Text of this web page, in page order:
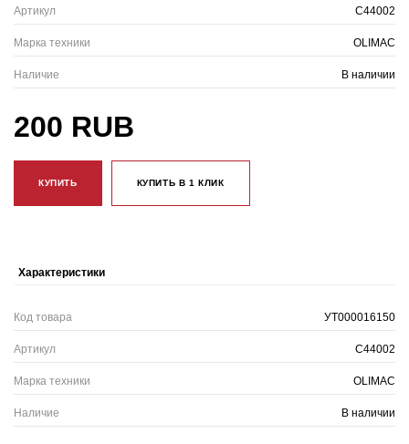
Артикул C44002
Марка техники OLIMAC
Наличие В наличии
200 RUB
КУПИТЬ КУПИТЬ В 1 КЛИК
Характеристики
Код товара УТ000016150
Артикул C44002
Марка техники OLIMAC
Наличие В наличии